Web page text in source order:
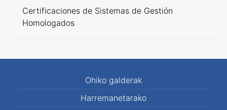
Certificaciones de Sistemas de Gestión
Homologados
Ohiko galderak
Harremanetarako